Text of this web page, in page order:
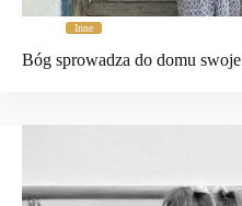
Inne
Bóg sprowadza do domu